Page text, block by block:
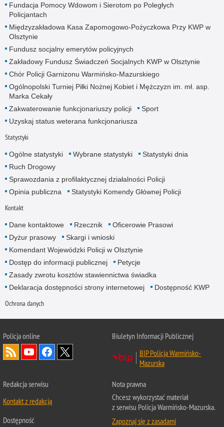
Fundacja Pomocy Wdowom i Sierotom po Poległych
Policjantach
Międzyzakładowa Kasa Zapomogowo-Pożyczkowa Przy KWP w
Olsztynie
Fundusz socjalny emerytów policyjnych
Zakładowy Fundusz Świadczeń Socjalnych KWP w Olsztynie
Chór Policji Garnizonu Warmińsko-Mazurskiego
Ogólnopolski Turniej Piłki Nożnej Kobiet i Mężczyzn im. mł. asp.
Marka Cekały
Zakwaterowanie funkcjonariuszy policji
Sport
Uzyskaj status weterana funkcjonariusza
Statystyki
Ogólne statystyki Wybrane statystyki
Statystyki dnia
Ruch Drogowy
Sprawozdania z profilaktycznej działalności Policji
Opinia publiczna
Statystyki Komendy Głównej Policji
Kontakt
Dane kontaktowe Rzecznik
Oficerowie Prasowi
Dyżur prasowy
Skargi i wnioski
Komendant Wojewódzki Policji w Olsztynie
Dostęp do informacji publicznej
Petycje
Zasady zwrotu kosztów stawiennictwa świadka
Deklaracja dostępności strony internetowej
Dostępność KWP
Ochrona danych
Policja online
Biuletyn Informacji Publicznej
BIP Policja Warmińsko-
Mazurska
Redakcja serwisu
Kontakt z redakcją
Dostępność
Nota prawna
Chcesz wykorzystać materiał
z serwisu Policja Warmińsko-Mazurska.
Zapoznaj się z zasadami